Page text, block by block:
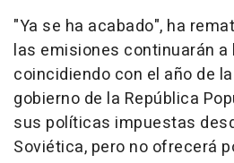
"Ya se ha acabado", ha
las emisiones continuarán a
coincidiendo con el año de
gobierno de la República
sus políticas impuestas
Soviética, pero no ofrecerá